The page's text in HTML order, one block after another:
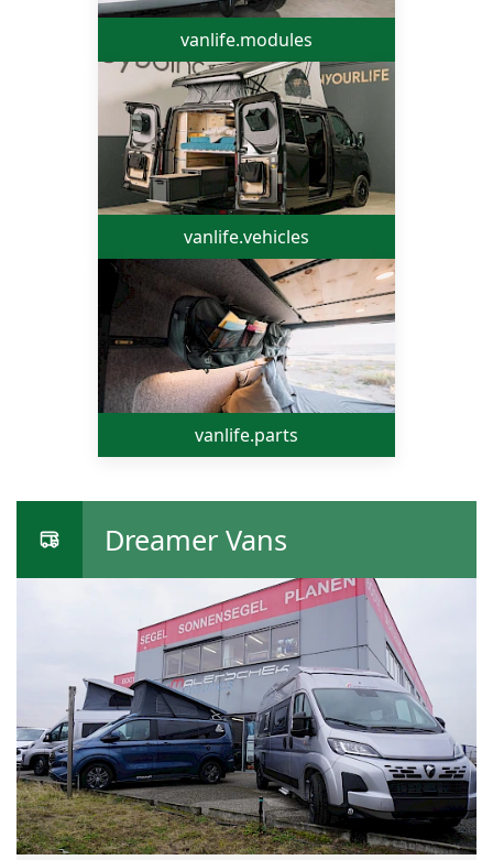
vanlife.modules
vanlife.vehicles
vanlife.parts
Dreamer Vans